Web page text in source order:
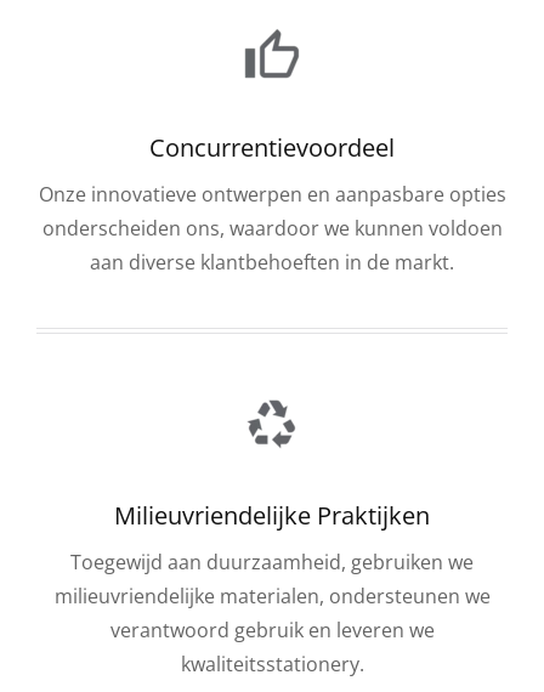
Concurrentievoordeel
Onze innovatieve ontwerpen en aanpasbare opties
onderscheiden ons, waardoor we kunnen voldoen
aan diverse klantbehoeften in de markt.
Milieuvriendelijke Praktijken
Toegewijd aan duurzaamheid, gebruiken we
milieuvriendelijke materialen, ondersteunen we
verantwoord gebruik en leveren we
kwaliteitsstationery.